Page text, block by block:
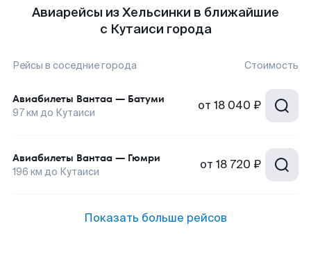
Авиарейсы из Хельсинки в ближайшие
с Кутаиси города
Рейсы в соседние города Стоимость
Авиабилеты Вантаа — Батуми
97км до Кутаиси от 18 040 ₽
Авиабилеты Вантаа — Гюмри
196 км до Кутаиси от 18 720 ₽
Показать больше рейсов